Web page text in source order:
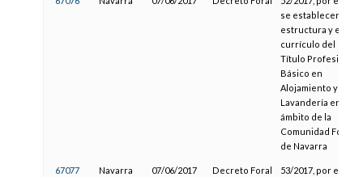
se establecen la
estructura y el
currículo del
Título Profesional
Básico en
Alojamiento y
Lavandería en el
ámbito de la
Comunidad Foral
de Navarra
67077 Navarra 07/06/2017 Decreto Foral
53/2017, por el que